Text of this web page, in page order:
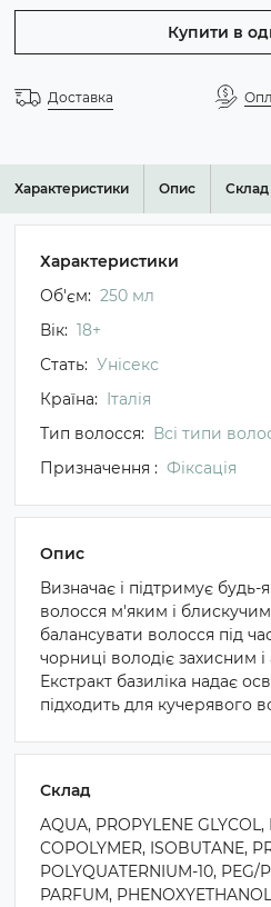
Купити в
Доставка
Характеристики Опис Склад
Характеристики
Об'єм: 250 мл
Вік: 18+
Стать: Унісекс
Країна: Італія
Тип волосся: Всі типи
Призначення : Фіксація
Опис
Визначає і підтримує будь-
волосся м'яким і
балансувати волосся під
чорниці володіє захисним
Екстракт базиліка надає
підходить для кучерявого
Склад
AQUA, PROPYLENE
COPOLYMER, ISOBUTANE,
POLYQUATERNIUM-10, PEG/
PARFUM,